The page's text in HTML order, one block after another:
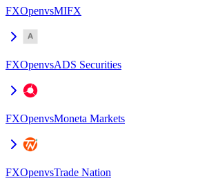
FXOpenvsMIFX
FXOpenvsADS Securities
FXOpenvsMoneta Markets
FXOpenvsTrade Nation